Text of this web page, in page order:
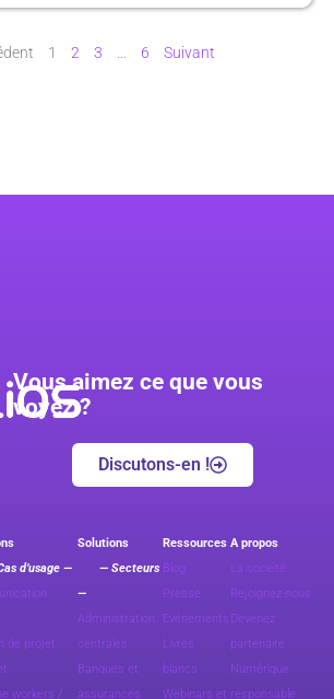
1 2 3 6 Suivant
Vous aimez ce que vous
voyez ?
Discutons-en !
d’usage —
de projet
workers /
Solutions
— Secteurs
—
Administration
centrales
Banques et
assurances
Ressources
Blog
Presse
Evénements
Livres
blancs
Webinars et
A propos
La société
Rejoignez-nous
Devenez
partenaire
Numérique
responsable